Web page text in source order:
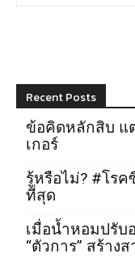
Recent Posts
ข้อคิดหลักสิบ แ
เกอร์
รู้หรือไม่? #โร
ที่สุด
เมื่อน้ำหอมปรับ
“ตัวการ” สร้าง